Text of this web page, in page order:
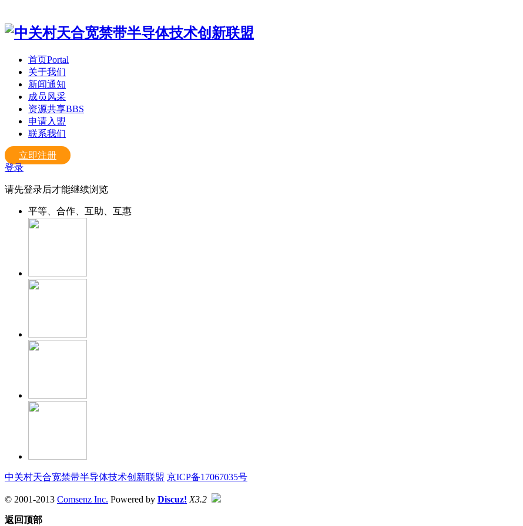
首页Portal
关于我们
新闻通知
成员风采
资源共享BBS
申请入盟
联系我们
立即注册
登录
请先登录后才能继续浏览
平等、合作、互助、互惠
中关村天合宽禁带半导体技术创新联盟 京ICP备17067035号
© 2001-2013 Comsenz Inc. Powered by Discuz! X3.2
返回顶部